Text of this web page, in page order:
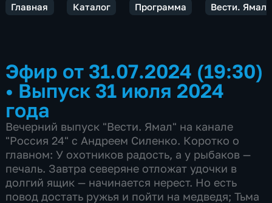
Главная Каталог Программа Вести. Ямал
Эфир от 31.07.2024 (19:30)
• Выпуск 31 июля 2024
года
Вечерний выпуск "Вести. Ямал" на канале
"Россия 24" с Андреем Силенко. Коротко о
главном: У охотников радость, а у рыбаков —
печаль. Завтра северяне отложат удочки в
долгий ящик — начинается нерест. Но есть
повод достать ружья и пойти на медведя; Тьма